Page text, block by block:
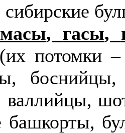
масы, гасы,
(их потомки
валлийцы,
башкорты,